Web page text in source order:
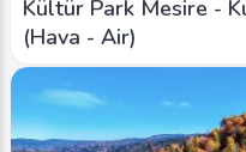
Kültür Park Mesire -
(Hava - Air)